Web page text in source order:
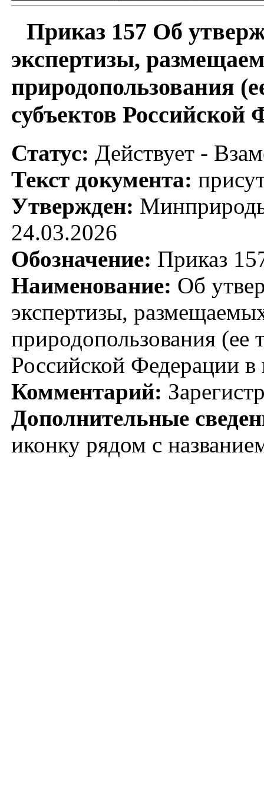
Приказ 157 Об
экспертизы,
природопользования
субъектов
Статус: Действует -
Текст документа:
Утвержден:
24.03.2026
Обозначение: Приказ
Наименование: Об
экспертизы,
природопользования (ее
Российской Федерации
Комментарий:
Дополнительные
иконку рядом с